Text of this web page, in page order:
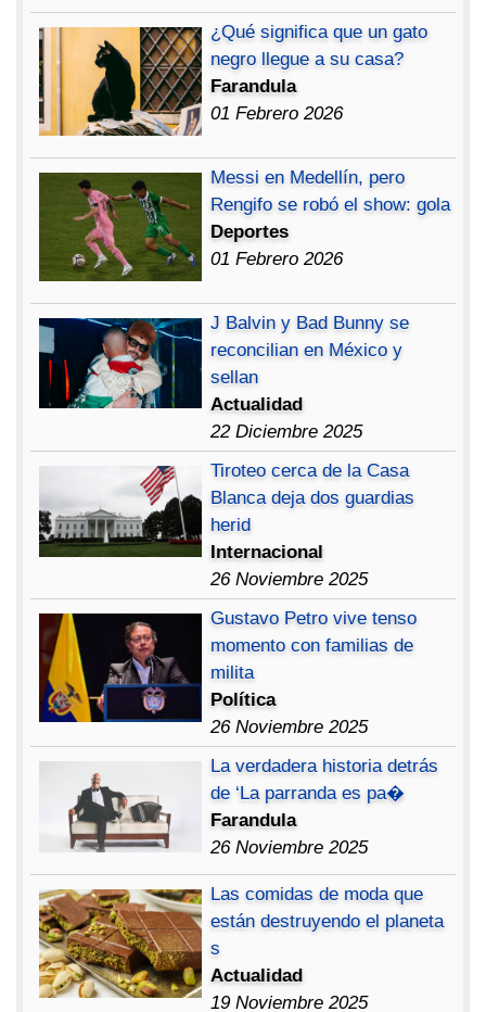
¿Qué significa que un gato
negro llegue a su casa?
Farandula
01 Febrero 2026
Messi en Medellín, pero
Rengifo se robó el show: gola
Deportes
01 Febrero 2026
J Balvin y Bad Bunny se
reconcilian en México y
sellan
Actualidad
22 Diciembre 2025
Tiroteo cerca de la Casa
Blanca deja dos guardias
herid
Internacional
26 Noviembre 2025
Gustavo Petro vive tenso
momento con familias de
milita
Política
26 Noviembre 2025
La verdadera historia detrás
de ‘La parranda es pa�
Farandula
26 Noviembre 2025
Las comidas de moda que
están destruyendo el planeta
s
Actualidad
19 Noviembre 2025